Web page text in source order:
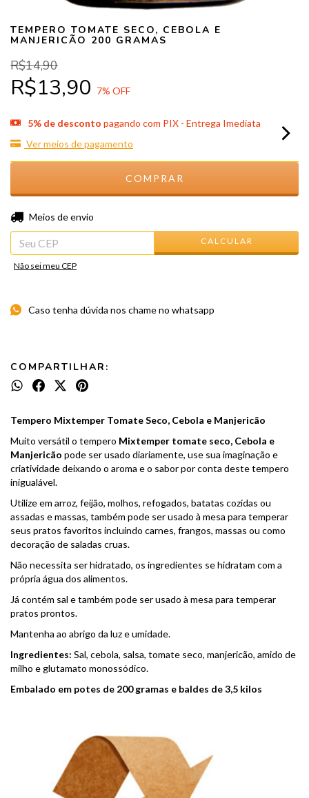
TEMPERO TOMATE SECO, CEBOLA E
MANJERICÃO 200 GRAMAS
R$14,90
R$13,90 7% OFF
5% de desconto pagando com PIX - Entrega Imediata
Ver meios de pagamento
Entregas para o CEP:
Meios de envio
CALCULAR
Não sei meu CEP
Caso tenha dúvida nos chame no whatsapp
COMPARTILHAR:
Tempero Mixtemper Tomate Seco, Cebola e Manjericão
Muito versátil o tempero Mixtemper tomate seco, Cebola e
Manjericão pode ser usado diariamente, use sua imaginação e
criatividade deixando o aroma e o sabor por conta deste tempero
inigualável.
Utilize em arroz, feijão, molhos, refogados, batatas cozidas ou
assadas e massas, também pode ser usado à mesa para temperar
seus pratos favoritos incluindo carnes, frangos, massas ou como
decoração de saladas cruas.
Não necessita ser hidratado, os ingredientes se hidratam com a
própria água dos alimentos.
Já contém sal e também pode ser usado à mesa para temperar
pratos prontos.
Mantenha ao abrigo da luz e umidade.
Ingredientes: Sal, cebola, salsa, tomate seco, manjericão, amido de
milho e glutamato monossódico.
Embalado em potes de 200 gramas e baldes de 3,5 kilos